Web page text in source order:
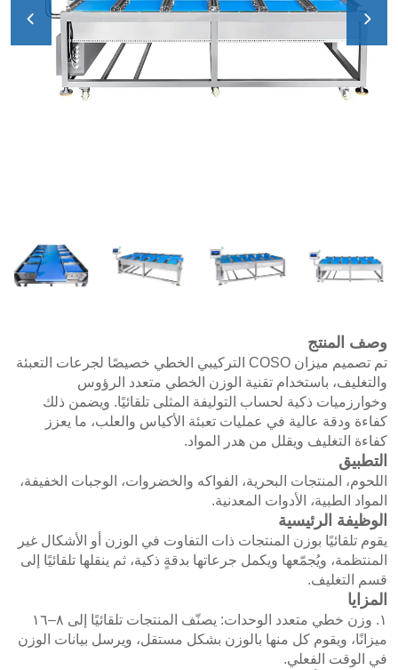
وصف المنتج
تم تصميم ميزان COSO التركيبي الخطي خصيصًا لجرعات التعبئة
والتغليف، باستخدام تقنية الوزن الخطي متعدد الرؤوس
وخوارزميات ذكية لحساب التوليفة المثلى تلقائيًا. ويضمن ذلك
كفاءة ودقة عالية في عمليات تعبئة الأكياس والعلب، ما يعزز
كفاءة التغليف ويقلل من هدر المواد.
التطبيق
اللحوم، المنتجات البحرية، الفواكه والخضروات، الوجبات الخفيفة،
المواد الطبية، الأدوات المعدنية.
الوظيفة الرئيسية
يقوم تلقائيًا بوزن المنتجات ذات التفاوت في الوزن أو الأشكال غير
المنتظمة، ويُجمّعها ويكمل جرعاتها بدقةٍ ذكية، ثم ينقلها تلقائيًا إلى
قسم التغليف.
المزايا
١. وزن خطي متعدد الوحدات: يصنّف المنتجات تلقائيًا إلى ٨–١٦
ميزانًا، ويقوم كل منها بالوزن بشكل مستقل، ويرسل بيانات الوزن
في الوقت الفعلي.